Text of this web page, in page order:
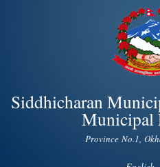
Skip to
main
content
Siddhicharan
Municipal
Province No.1,